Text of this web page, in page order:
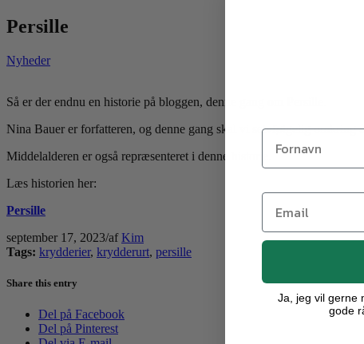
Persille
Nyheder
Så er der endnu en historie på bloggen, denne gang om Persille.
Nina Bauer er forfatteren, og denne gang skal vi selvfølgelig omkring
Middelalderen er også repræsenteret i denne historie.
Læs historien her:
Persille
september 17, 2023/afKim
Tags: krydderier, krydderurt, persille
Share this entry
Del på Facebook
Del på Pinterest
Ja, jeg vil gerne
gode